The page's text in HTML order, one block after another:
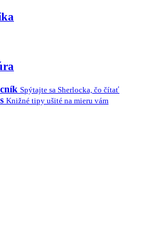
Spýtajte sa Sherlocka, čo čítať
Knižné tipy ušité na mieru vám